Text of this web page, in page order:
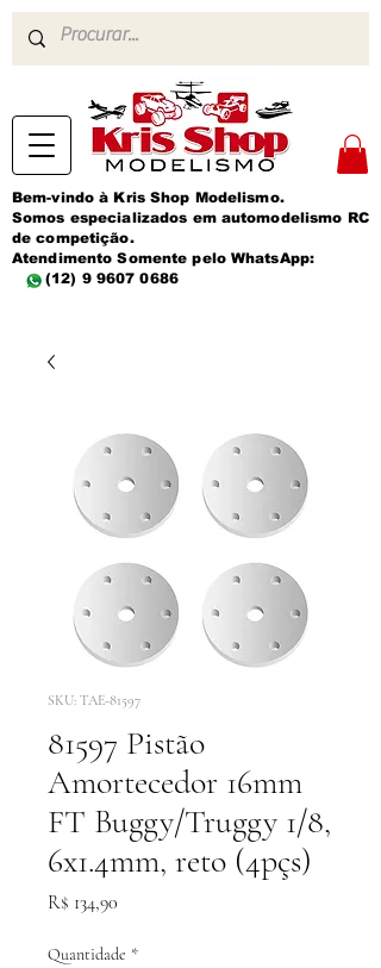
Bem-vindo à Kris Shop Modelismo.
Somos especializados em automodelismo RC
de competição.
Atendimento Somente pelo WhatsApp:
(12) 9 9607 0686
SKU: TAE-81597
81597 Pistão
Amortecedor 16mm
FT Buggy/Truggy 1/8,
6x1.4mm, reto (4pçs)
R$ 134,90
Quantidade *